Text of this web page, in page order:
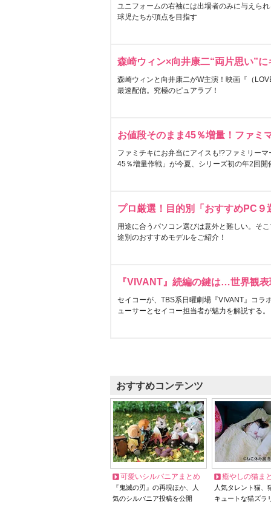
ユニフォームの右袖には出場者のみに与えら
球児たちが頂点を目指す
森崎ウィン×向井康二“両片思い”
森崎ウィンと向井康二がW主演！映画『（
最速配信。究極のピュアラブ！
お値段そのまま45％増量！ファミ
ファミチキにお弁当にアイスも!?ファミリー
45％増量作戦」が今夏、シリーズ初の年2回開
プロ厳選！目的別「おすすめPC９
用途に合うパソコン選びは意外と難しい。そ
途別のおすすめモデルをご紹介！
『VIVANT』続編の鍵は…世界観
セイコーが、TBS系日曜劇場『VIVANT』コラ
ューサーとセイコー担当者が魅力を解説する。
おすすめコンテンツ
可愛いシルバニアまとめ
『鬼滅の刃』の再現ほか、人
気のシルバニア投稿を公開
癒やしの猫ま
人気タレント猫
キュートな猫ズラ